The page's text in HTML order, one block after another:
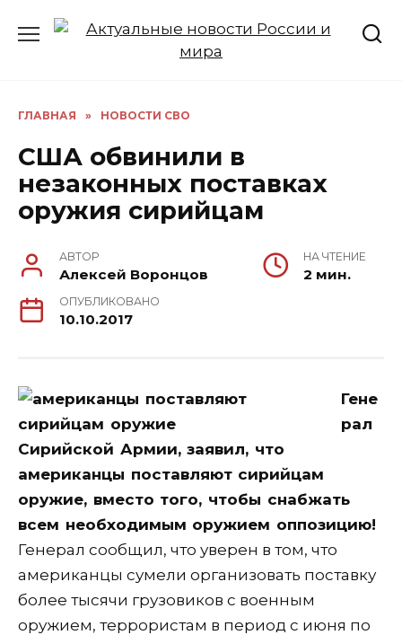
ГЛАВНАЯ » НОВОСТИ СВО
США обвинили в
незаконных поставках
оружия сирийцам
АВТОР
Алексей Воронцов
НА ЧТЕНИЕ
2 мин.
ОПУБЛИКОВАНО
10.10.2017
Гене
рал
Сирийской Армии, заявил, что
американцы поставляют сирийцам
оружие, вместо того, чтобы снабжать
всем необходимым оружием оппозицию!
Генерал сообщил, что уверен в том, что
американцы сумели организовать поставку
более тысячи грузовиков с военным
оружием, террористам в период с июня по